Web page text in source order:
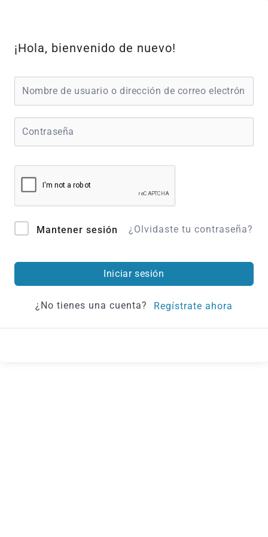
contenido
¡Hola, bienvenido de nuevo!
Mantener sesión ¿Olvidaste tu contraseña?
Iniciar sesión
¿No tienes una cuenta? Regístrate ahora